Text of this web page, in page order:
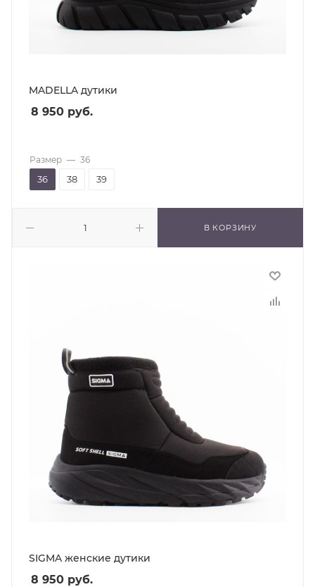
MADELLA дутики
8 950 руб.
В КОРЗИНУ
Размер — 36
36 38 39
SIGMA женские дутики
8 950 руб.